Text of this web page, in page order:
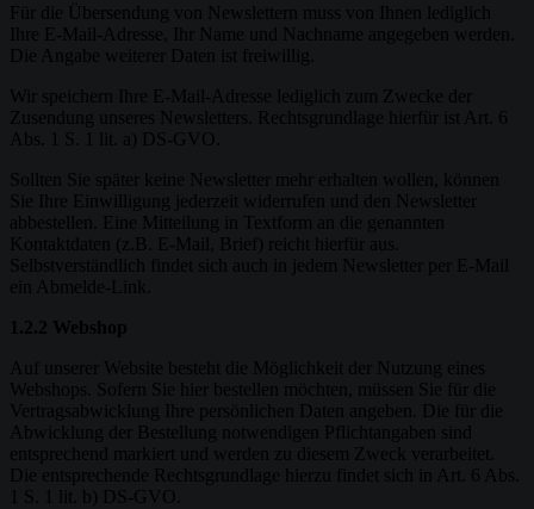
Für die Übersendung von Newslettern muss von Ihnen lediglich
Ihre E-Mail-Adresse, Ihr Name und Nachname angegeben werden.
Die Angabe weiterer Daten ist freiwillig.
Wir speichern Ihre E-Mail-Adresse lediglich zum Zwecke der
Zusendung unseres Newsletters. Rechtsgrundlage hierfür ist Art. 6
Abs. 1 S. 1 lit. a) DS-GVO.
Sollten Sie später keine Newsletter mehr erhalten wollen, können
Sie Ihre Einwilligung jederzeit widerrufen und den Newsletter
abbestellen. Eine Mitteilung in Textform an die genannten
Kontaktdaten (z.B. E-Mail, Brief) reicht hierfür aus.
Selbstverständlich findet sich auch in jedem Newsletter per E-Mail
ein Abmelde-Link.
1.2.2 Webshop
Auf unserer Website besteht die Möglichkeit der Nutzung eines
Webshops. Sofern Sie hier bestellen möchten, müssen Sie für die
Vertragsabwicklung Ihre persönlichen Daten angeben. Die für die
Abwicklung der Bestellung notwendigen Pflichtangaben sind
entsprechend markiert und werden zu diesem Zweck verarbeitet.
Die entsprechende Rechtsgrundlage hierzu findet sich in Art. 6 Abs.
1 S. 1 lit. b) DS-GVO.